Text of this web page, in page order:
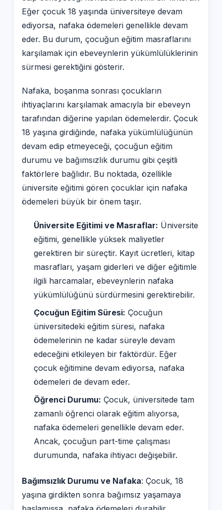
Eğer çocuk 18 yaşında üniversiteye devam
ediyorsa, nafaka ödemeleri genellikle devam
eder. Bu durum, çocuğun eğitim masraflarını
karşılamak için ebeveynlerin yükümlülüklerinin
sürmesi gerektiğini gösterir.
Nafaka, boşanma sonrası çocukların
ihtiyaçlarını karşılamak amacıyla bir ebeveyn
tarafından diğerine yapılan ödemelerdir. Çocuk
18 yaşına girdiğinde, nafaka yükümlülüğünün
devam edip etmeyeceği, çocuğun eğitim
durumu ve bağımsızlık durumu gibi çeşitli
faktörlere bağlıdır. Bu noktada, özellikle
üniversite eğitimi gören çocuklar için nafaka
ödemeleri büyük bir önem taşır.
Üniversite Eğitimi ve Masraflar: Üniversite
eğitimi, genellikle yüksek maliyetler
gerektiren bir süreçtir. Kayıt ücretleri, kitap
masrafları, yaşam giderleri ve diğer eğitimle
ilgili harcamalar, ebeveynlerin nafaka
yükümlülüğünü sürdürmesini gerektirebilir.
Çocuğun Eğitim Süresi: Çocuğun
üniversitedeki eğitim süresi, nafaka
ödemelerinin ne kadar süreyle devam
edeceğini etkileyen bir faktördür. Eğer
çocuk eğitimine devam ediyorsa, nafaka
ödemeleri de devam eder.
Öğrenci Durumu: Çocuk, üniversitede tam
zamanlı öğrenci olarak eğitim alıyorsa,
nafaka ödemeleri genellikle devam eder.
Ancak, çocuğun part-time çalışması
durumunda, nafaka ihtiyacı değişebilir.
Bağımsızlık Durumu ve Nafaka: Çocuk, 18
yaşına girdikten sonra bağımsız yaşamaya